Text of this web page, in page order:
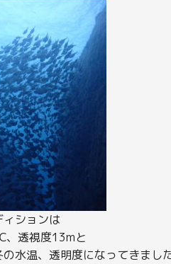
ションは
透視度13mと
水温、透明度になってきました